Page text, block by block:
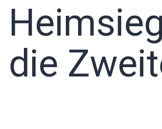
die